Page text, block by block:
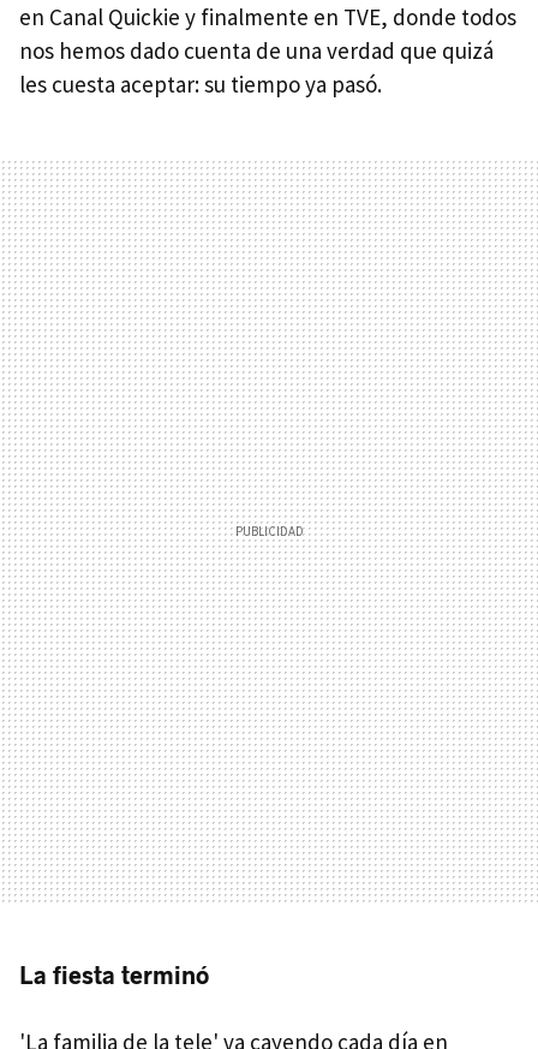
en Canal Quickie y finalmente en TVE, donde todos
nos hemos dado cuenta de una verdad que quizá
les cuesta aceptar: su tiempo ya pasó.
La fiesta terminó
'La familia de la tele' va cayendo cada día en